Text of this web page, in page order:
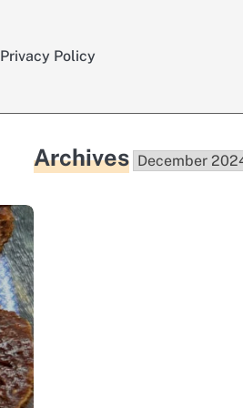
Privacy Policy
Archives Archives